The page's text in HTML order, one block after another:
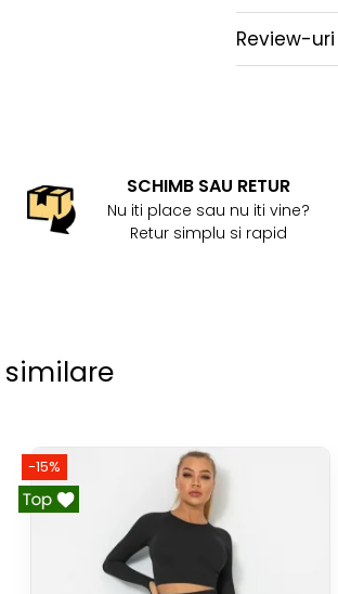
Review-uri
SCHIMB SAU RETUR
Nu iti place sau nu iti vine?
Retur simplu si rapid
similare
-15%